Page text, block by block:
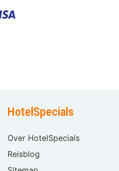
HotelSpecials
Over HotelSpecials
Reisblog